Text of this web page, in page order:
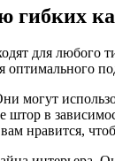
гибких
для любого
оптимального
в
нравится,